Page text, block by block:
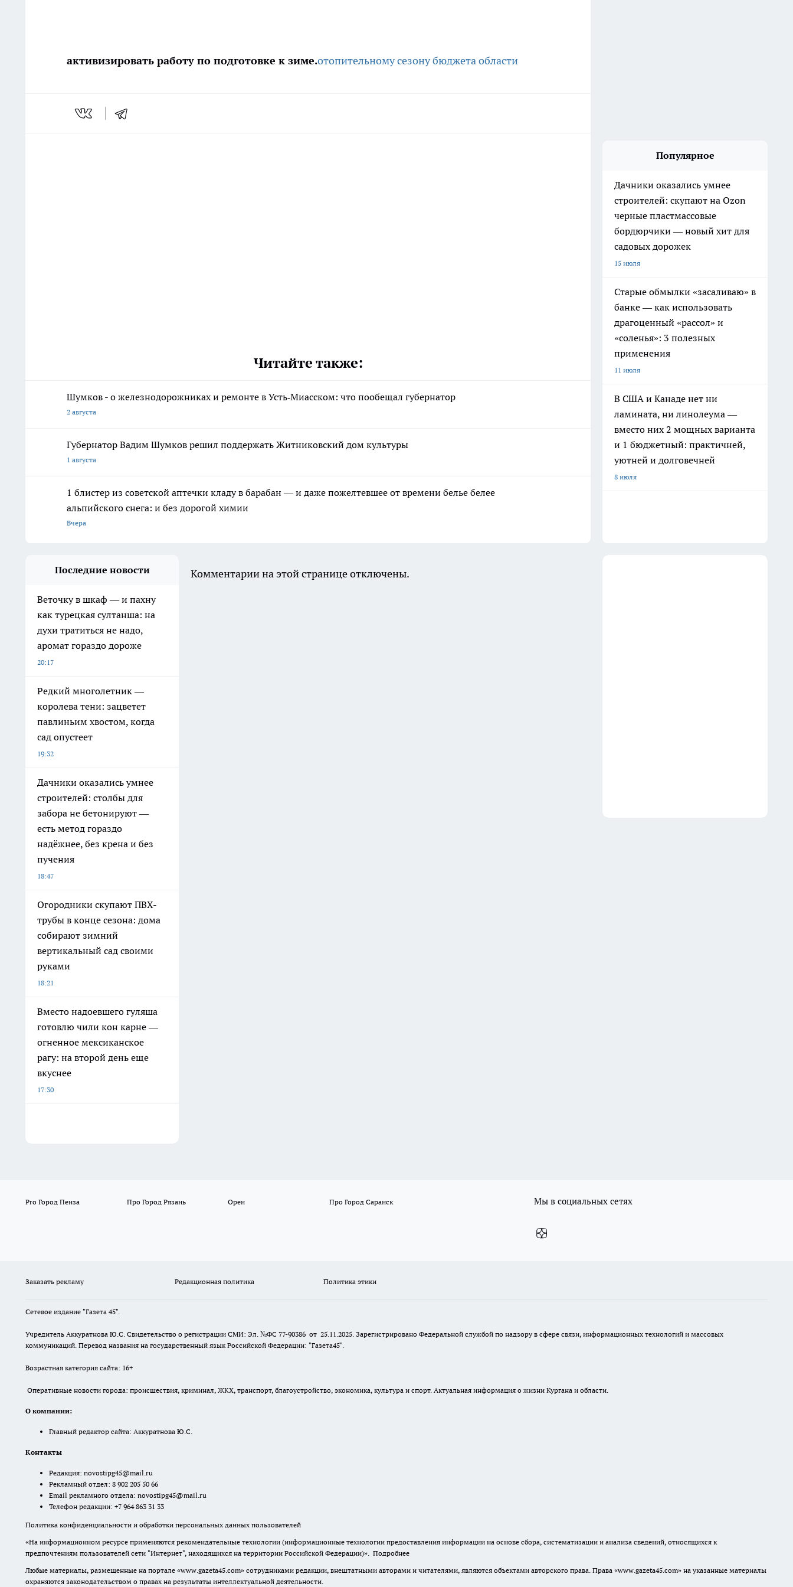
активизировать работу по подготовке к зиме.отопительному сезонубюджета области
Читайте также:
Шумков - о железнодорожниках и ремонте в Усть‑Миасском: что пообещал губернатор
2 августа
Губернатор Вадим Шумков решил поддержать Житниковский дом культуры
1 августа
1 блистер из советской аптечки кладу в барабан — и даже пожелтевшее от времени белье белее
альпийского снега: и без дорогой химии
Вчера
Популярное
Дачники оказались умнее
строителей: скупают на Ozon
черные пластмассовые
бордюрчики — новый хит для
садовых дорожек
15 июля
Старые обмылки «засаливаю» в
банке — как использовать
драгоценный «рассол» и
«соленья»: 3 полезных
применения
11 июля
В США и Канаде нет ни
ламината, ни линолеума —
вместо них 2 мощных варианта
и 1 бюджетный: практичней,
уютней и долговечней
8 июля
Последние новости
Веточку в шкаф — и пахну
как турецкая султанша: на
духи тратиться не надо,
аромат гораздо дороже
20:17
Редкий многолетник —
королева тени: зацветет
павлиньим хвостом, когда
сад опустеет
19:32
Дачники оказались умнее
строителей: столбы для
забора не бетонируют —
есть метод гораздо
надёжнее, без крена и без
пучения
18:47
Огородники скупают ПВХ-
трубы в конце сезона: дома
собирают зимний
вертикальный сад своими
руками
18:21
Вместо надоевшего гуляша
готовлю чили кон карне —
огненное мексиканское
рагу: на второй день еще
вкуснее
17:30
Комментарии на этой странице отключены.
Pro Город Пенза Про Город Рязань Орен Про Город Саранск Мы в социальных сетях
Заказать рекламу Редакционная политика Политика этики
Сетевое издание "Газета 45".
Учредитель Аккуратнова Ю.С. Свидетельство о регистрации СМИ: Эл. №ФС 77-90386 от 25.11.2025. Зарегистрировано Федеральной службой по надзору в сфере связи, информационных технологий и массовых
коммуникаций. Перевод названия на государственный язык Российской Федерации: "Газета45".
Возрастная категория сайта: 16+
Оперативные новости города: происшествия, криминал, ЖКХ, транспорт, благоустройство, экономика, культура и спорт. Актуальная информация о жизни Кургана и области.
О компании:
Главный редактор сайта: Аккуратнова Ю.С.
Контакты
Редакция: novostipg45@mail.ru
Рекламный отдел: 8 902 205 50 66
Email рекламного отдела: novostipg45@mail.ru
Телефон редакции: +7 964 863 31 33
Политика конфиденциальности и обработки персональных данных пользователей
«На информационном ресурсе применяются рекомендательные технологии (информационные технологии предоставления информации на основе сбора, систематизации и анализа сведений, относящихся к
предпочтениям пользователей сети "Интернет", находящихся на территории Российской Федерации)». Подробнее
Любые материалы, размещенные на портале «www.gazeta45.com» сотрудниками редакции, внештатными авторами и читателями, являются объектами авторского права. Права «www.gazeta45.com» на указанные материалы
охраняются законодательством о правах на результаты интеллектуальной деятельности.